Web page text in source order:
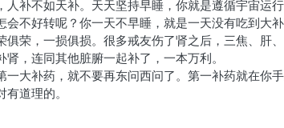
补不如天补。天天坚持早睡，你就是遵循宇宙运
不好转呢？你一天不早睡，就是一天没有吃到大补
荣，一损俱损。很多戒友伤了肾之后，三焦、肝
，连同其他脏腑一起补了，一本万利。
大补药，就不要再东问西问了。第一补药就在你
道理的。